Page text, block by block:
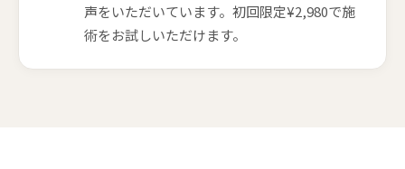
声をいただいています。初回限定¥2,980で施
術をお試しいただけます。